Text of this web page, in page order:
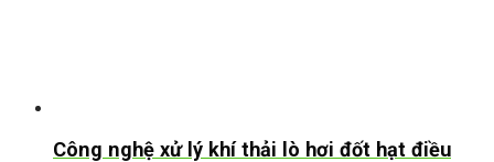
Công nghệ xử lý khí thải lò hơi đốt hạt điều